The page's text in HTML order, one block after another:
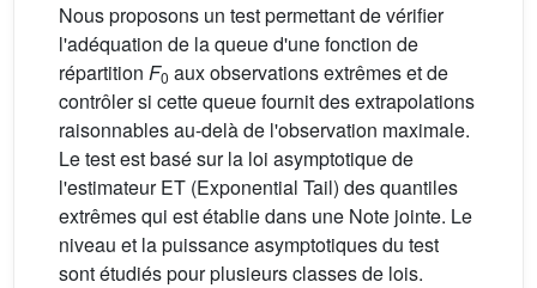
Nous proposons un test permettant de vérifier
l'adéquation de la queue d'une fonction de
répartition F0 aux observations extrêmes et de
contrôler si cette queue fournit des extrapolations
raisonnables au-delà de l'observation maximale.
Le test est basé sur la loi asymptotique de
l'estimateur ET (Exponential Tail) des quantiles
extrêmes qui est établie dans une Note jointe. Le
niveau et la puissance asymptotiques du test
sont étudiés pour plusieurs classes de lois.